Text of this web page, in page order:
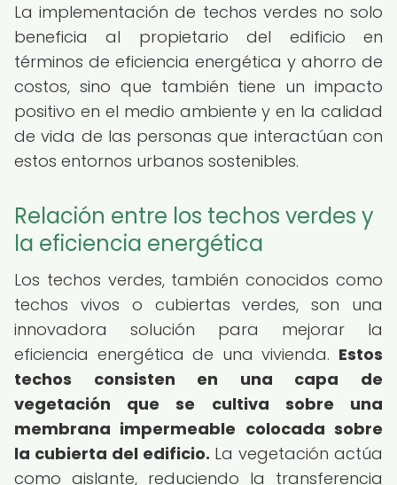
La implementación de techos verdes no solo
beneficia al propietario del edificio en
términos de eficiencia energética y ahorro de
costos, sino que también tiene un impacto
positivo en el medio ambiente y en la calidad
de vida de las personas que interactúan con
estos entornos urbanos sostenibles.
Relación entre los techos verdes y
la eficiencia energética
Los techos verdes, también conocidos como
techos vivos o cubiertas verdes, son una
innovadora solución para mejorar la
eficiencia energética de una vivienda. Estos
techos consisten en una capa de
vegetación que se cultiva sobre una
membrana impermeable colocada sobre
la cubierta del edificio. La vegetación actúa
como aislante, reduciendo la transferencia